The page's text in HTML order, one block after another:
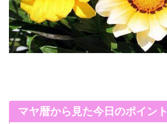
マヤ暦から見た今日のポイント